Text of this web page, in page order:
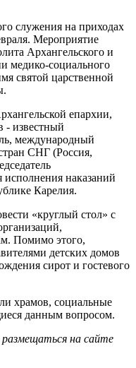
служения на приходах
Мероприятие
Архангельского и
медико-социального
святой царственной
епархии,
- известный
международный
СНГ (Россия,
исполнения наказаний
Карелия.
«круглый стол» с
Помимо этого,
детских домов
сирот и гостевого
храмов, социальные
данным вопросом.
на сайте